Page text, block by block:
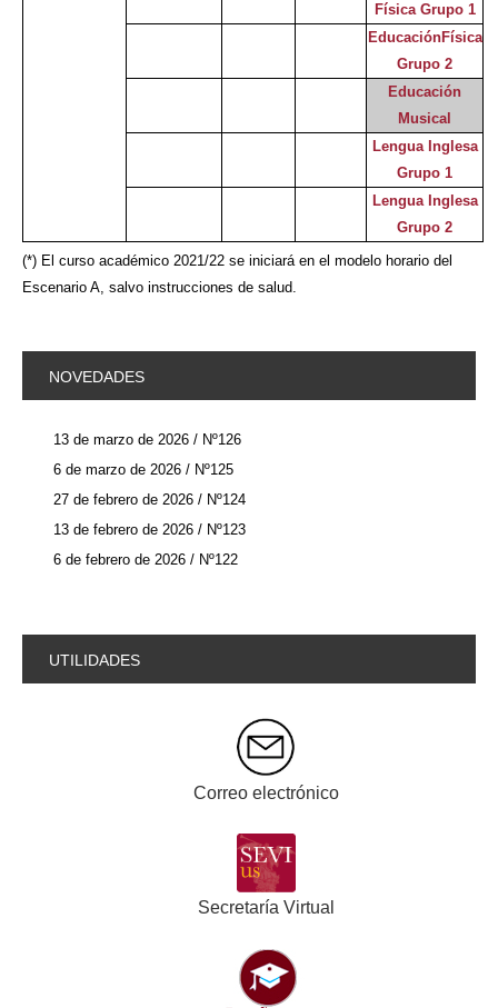
Física Grupo 1
EducaciónFísica
Grupo 2
Educación
Musical
Lengua Inglesa
Grupo 1
Lengua Inglesa
Grupo 2
(*) El curso académico 2021/22 se iniciará en el modelo horario del
Escenario A, salvo instrucciones de salud.
NOVEDADES
13 de marzo de 2026 / Nº126
6 de marzo de 2026 / Nº125
27 de febrero de 2026 / Nº124
13 de febrero de 2026 / Nº123
6 de febrero de 2026 / Nº122
UTILIDADES
Correo electrónico
Secretaría Virtual